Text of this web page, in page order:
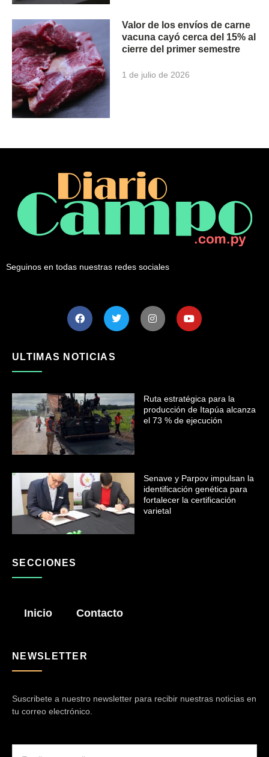
Valor de los envíos de carne
vacuna cayó cerca del 15% al
cierre del primer semestre
1 de julio de 2026
Seguinos en todas nuestras redes sociales
ULTIMAS NOTICIAS
Ruta estratégica para la
producción de Itapúa alcanza
el 73 % de ejecución
Senave y Parpov impulsan la
identificación genética para
fortalecer la certificación
varietal
SECCIONES
Inicio Contacto
NEWSLETTER
Suscribete a nuestro newsletter para recibir nuestras noticias en
tu correo electrónico.